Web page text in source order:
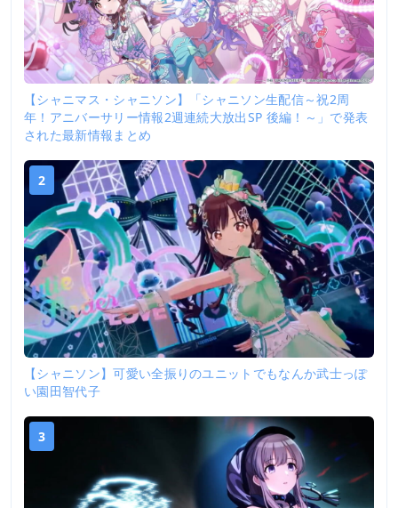
【シャニマス・シャニソン】「シャニソン生配信～祝2周
年！アニバーサリー情報2週連続大放出SP 後編！～」で発表
された最新情報まとめ
2
【シャニソン】可愛い全振りのユニットでもなんか武士っぽ
い園田智代子
3